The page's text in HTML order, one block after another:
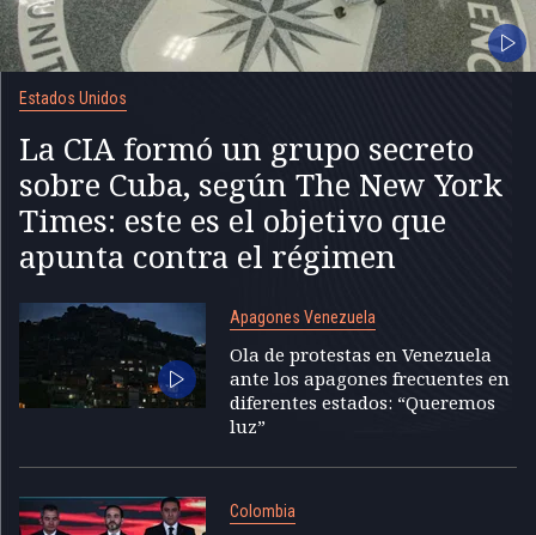
Estados Unidos
La CIA formó un grupo secreto
sobre Cuba, según The New York
Times: este es el objetivo que
apunta contra el régimen
Apagones Venezuela
Ola de protestas en Venezuela
ante los apagones frecuentes en
diferentes estados: “Queremos
luz”
Colombia